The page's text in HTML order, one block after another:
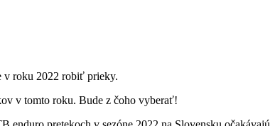
v roku 2022 robiť prieky.
v tomto roku. Bude z čoho vyberať!